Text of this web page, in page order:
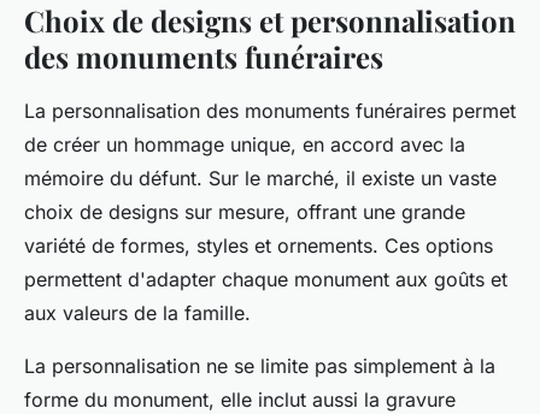
Choix de designs et personnalisation
des monuments funéraires
La personnalisation des monuments funéraires permet
de créer un hommage unique, en accord avec la
mémoire du défunt. Sur le marché, il existe un vaste
choix de designs sur mesure, offrant une grande
variété de formes, styles et ornements. Ces options
permettent d'adapter chaque monument aux goûts et
aux valeurs de la famille.
La personnalisation ne se limite pas simplement à la
forme du monument, elle inclut aussi la gravure